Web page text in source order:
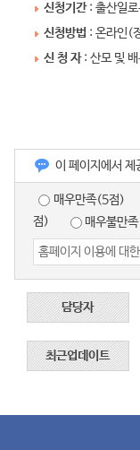
신청기간: 출산일로
신청방법 : 온라인(
신 청 자: 산모 및
이 페이지에서 제
매우만족(5점)
점)
매우불만
담당자
최근업데이트